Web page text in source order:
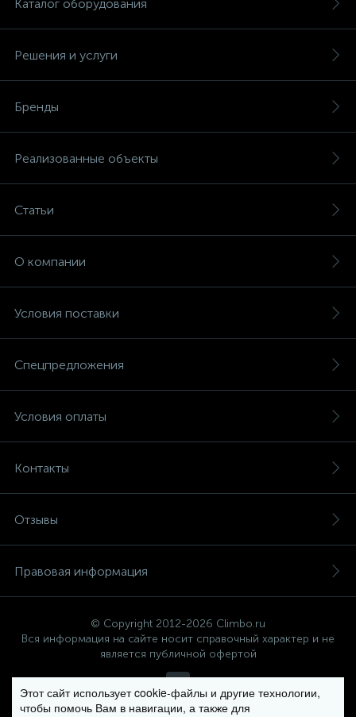
Каталог оборудования
Решения и услуги
Бренды
Реализованные объекты
Статьи
О компании
Условия поставки
Спецпредложения
Условия оплаты
Контакты
Отзывы
Правовая информация
© Copyright 2012-2026 Climbo.ru
Вся информация на сайте носит справочный характер и не
является публичной офертой
Политика компании в отношении обработки персональных
Этот сайт использует cookie-файлы и другие технологии,
чтобы помочь Вам в навигации, а также для